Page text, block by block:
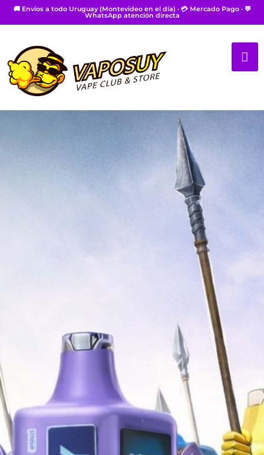
🚚 Envíos a todo Uruguay (Montevideo en el día) · 💳 Mercado Pago · 💬
WhatsApp atención directa